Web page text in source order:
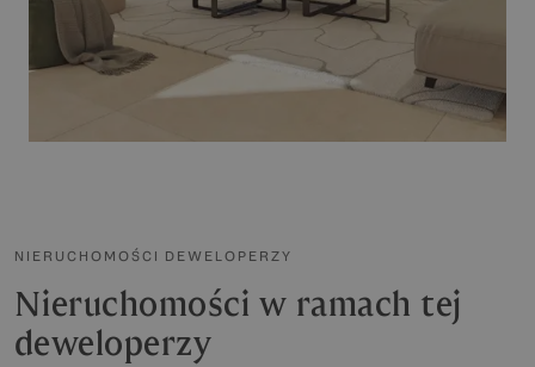
NIERUCHOMOŚCI DEWELOPERZY
Nieruchomości w ramach tej
deweloperzy